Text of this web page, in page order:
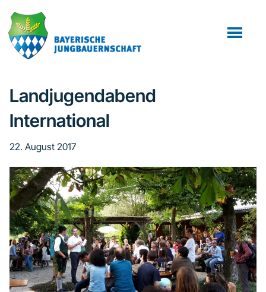
Inhalt
springen
Seitenspalte
springen
Fußzeile
springen
Landjugendabend
International
22. August 2017